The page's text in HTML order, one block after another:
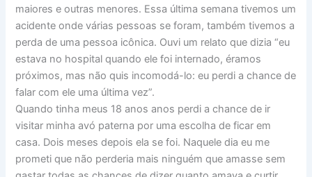
maiores e outras menores. Essa última semana tivemos um
acidente onde várias pessoas se foram, também tivemos a
perda de uma pessoa icônica. Ouvi um relato que dizia “eu
estava no hospital quando ele foi internado, éramos
próximos, mas não quis incomodá-lo: eu perdi a chance de
falar com ele uma última vez”.
Quando tinha meus 18 anos anos perdi a chance de ir
visitar minha avó paterna por uma escolha de ficar em
casa. Dois meses depois ela se foi. Naquele dia eu me
prometi que não perderia mais ninguém que amasse sem